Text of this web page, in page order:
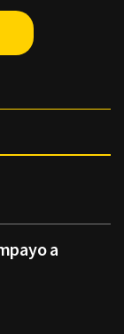
a